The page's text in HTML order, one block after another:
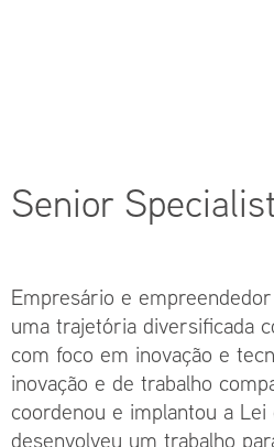
Senior Specialist
Empresário e
uma trajetória diversificada
com foco em inovação e
inovação e de trabalho
coordenou e implantou a
desenvolveu um trabalho